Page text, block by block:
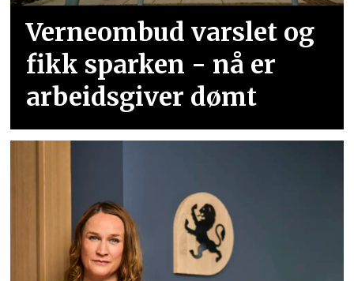
Verneombud varslet og
fikk sparken - nå er
arbeidsgiver dømt